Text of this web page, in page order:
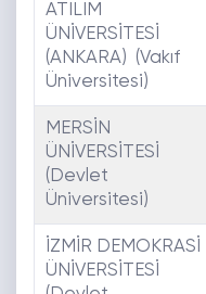
ATILIM
ÜNİVERSİTESİ
(ANKARA) (Vakıf
Üniversitesi)
MERSİN
ÜNİVERSİTESİ
(Devlet
Üniversitesi)
İZMİR DEMOKRASİ
ÜNİVERSİTESİ